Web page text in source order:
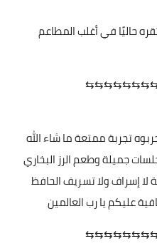
حاليًا في أغلب المطاعم
تجربة ممتعة ما شاء الله
جميلة وطعم الرز البخاري
لا إسراف ولا تسريف الحافظ
عليكم يا رب العالمين